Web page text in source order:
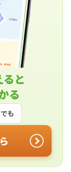
と
る
も